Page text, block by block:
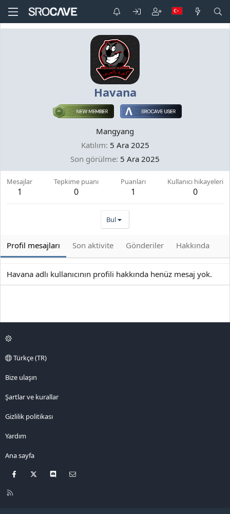
Havana
Mangyang
Katılım 5 Ara 2025
Son görülme 5 Ara 2025
Mesajlar
1
Tepkime puanı
0
Puanları
1
Kullanıcı hikayeleri
0
Bul
Profil mesajları Son aktivite Gönderiler Hakkında
Havana adlı kullanıcının profili hakkında henüz mesaj yok.
Türkçe (TR)
Bize ulaşın
Şartlar ve kurallar
Gizlilik politikası
Yardım
Ana sayfa
Facebook Discord
R